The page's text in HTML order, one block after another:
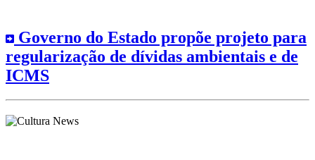
Governo do Estado propõe projeto para
regularização de dívidas ambientais e de
ICMS